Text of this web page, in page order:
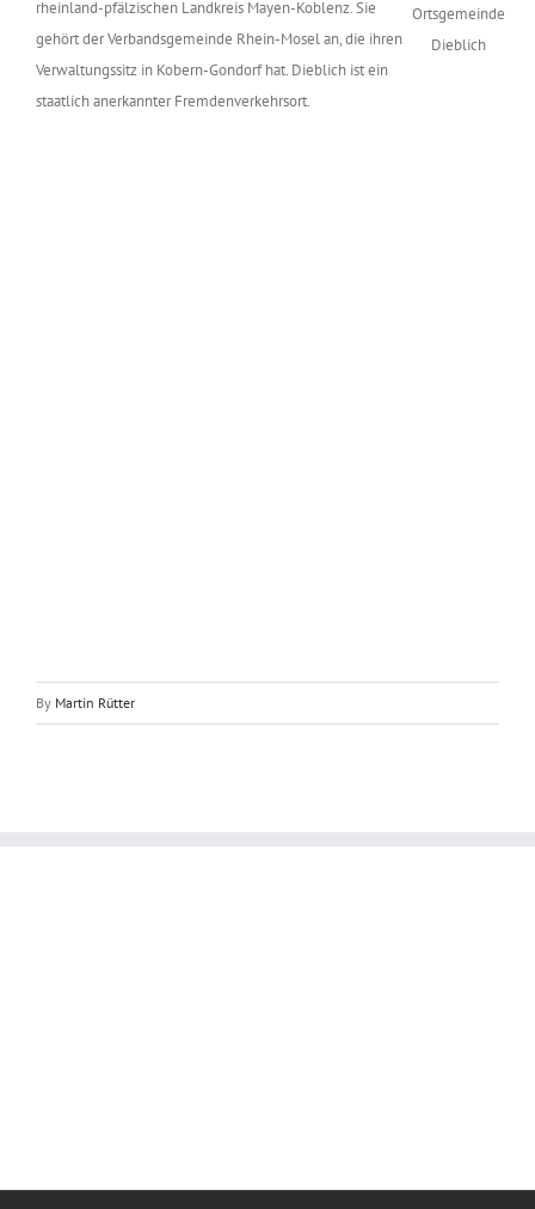
rheinland-pfälzischen Landkreis Mayen-Koblenz. Sie
gehört der Verbandsgemeinde Rhein-Mosel an, die ihren
Verwaltungssitz in Kobern-Gondorf hat. Dieblich ist ein
staatlich anerkannter Fremdenverkehrsort.
By Martin Rütter